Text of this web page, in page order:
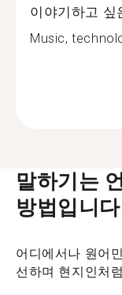
이야기하고 싶
Music,
말하기는
방법입니
어디에서나 원어
선하며 현지인처